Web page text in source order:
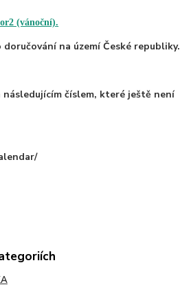
(vánoční).
na území České republiky.
následujícím číslem, které ještě není